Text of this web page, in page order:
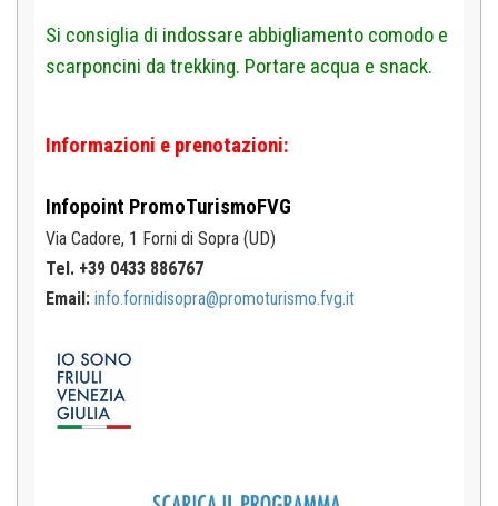
Si consiglia di indossare abbigliamento comodo e
scarponcini da trekking. Portare acqua e snack.
Informazioni e prenotazioni:
Infopoint PromoTurismoFVG
Via Cadore, 1 Forni di Sopra (UD)
Tel. +39 0433 886767
Email: info.fornidisopra@promoturismo.fvg.it